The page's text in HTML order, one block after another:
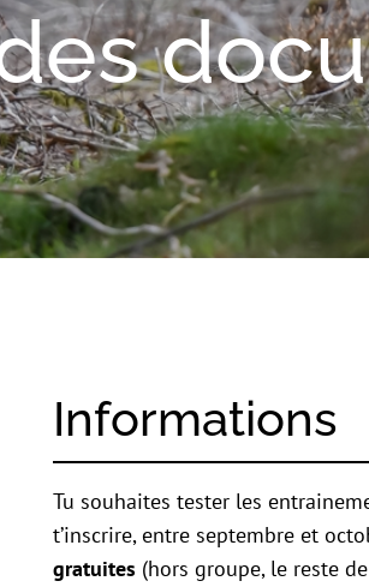
Informations
Tu souhaites tester les
t’inscrire, entre septembre et
gratuites (hors groupe, le reste